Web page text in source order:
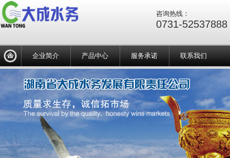
咨询热线：
0731-52537888
企业简介 产品中心 服务承诺 联系我们